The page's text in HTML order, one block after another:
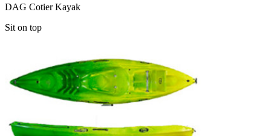
DAG Cotier Kayak
Sit on top